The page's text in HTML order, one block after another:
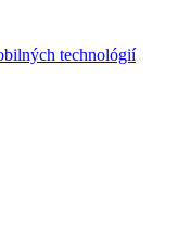
technológií